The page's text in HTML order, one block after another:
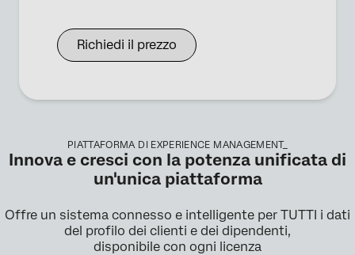
Richiedi il prezzo
PIATTAFORMA DI EXPERIENCE MANAGEMENT_
Innova e cresci con la potenza unificata di
un'unica piattaforma
Offre un sistema connesso e intelligente per TUTTI i dati
del profilo dei clienti e dei dipendenti,
disponibile con ogni licenza